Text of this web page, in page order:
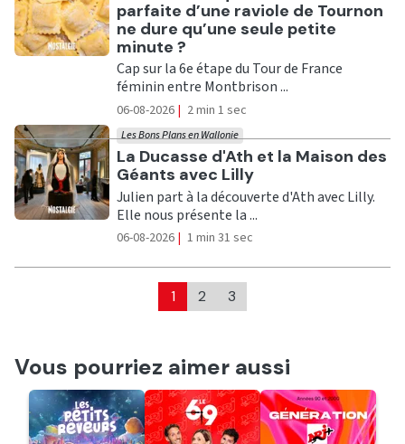
parfaite d’une raviole de Tournon
ne dure qu’une seule petite
minute ?
Cap sur la 6e étape du Tour de France
féminin entre Montbrison ...
06-08-2026 | 2 min 1 sec
Ecouter
La Ducasse d'Ath et la Maison des
Géants avec Lilly
Les Bons Plans en Wallonie
Julien part à la découverte d'Ath avec Lilly.
Elle nous présente la ...
06-08-2026 | 1 min 31 sec
1 2 3
Vous pourriez aimer aussi